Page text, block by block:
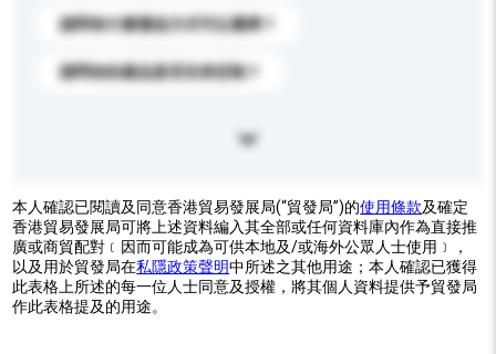
請問有什麼運送方式可以選擇？
請問你的產品是否支持定制？
本人確認已閱讀及同意香港貿易發展局(“貿發局”)的使用條款及確定
香港貿易發展局可將上述資料編入其全部或任何資料庫內作為直接推
廣或商貿配對﹝因而可能成為可供本地及/或海外公眾人士使用﹞，
以及用於貿發局在私隱政策聲明中所述之其他用途；本人確認已獲得
此表格上所述的每一位人士同意及授權，將其個人資料提供予貿發局
作此表格提及的用途。